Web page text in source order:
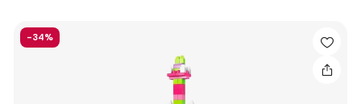
-34%